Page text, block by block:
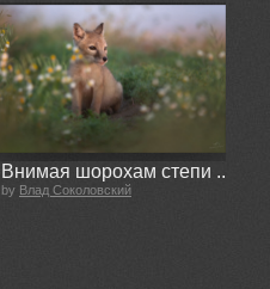
Внимая шорохам степи ..
by Влад Соколовский